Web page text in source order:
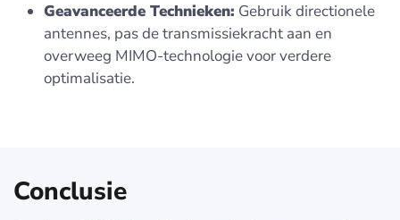
Geavanceerde Technieken: Gebruik directionele
antennes, pas de transmissiekracht aan en
overweeg MIMO-technologie voor verdere
optimalisatie.
Conclusie